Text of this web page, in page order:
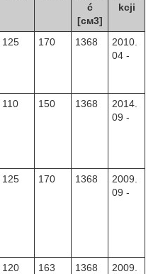
ć
[см3]
kcji
125 170 1368
2010.
04 -
110 150 1368
2014.
09 -
125 170 1368
2009.
09 -
120 163 1368
2009.